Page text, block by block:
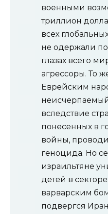
военными
триллион
всех
не одержали
глазах всего
агрессоры. То
Еврейским
вследствие
понесенных в
войны,
геноцида. Но
израильтяне
детей в секторе
варварским
подвергся